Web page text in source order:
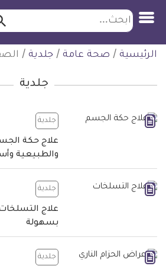
التخطي
للمحتوى
ابحث
الرئيسية / صحة عامة / جلدية /
جلدية
جلدية
علاج حكة
والطبيعية
جلدية
علاج
بسهولة
جلدية